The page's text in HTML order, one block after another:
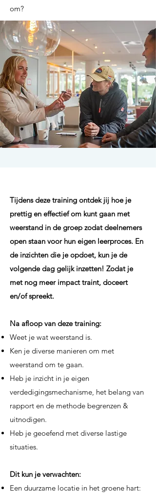
om?
Tijdens deze training ontdek jij hoe je
prettig en effectief om kunt gaan met
weerstand in de groep zodat deelnemers
open staan voor hun eigen leerproces. En
de inzichten die je opdoet, kun je de
volgende dag gelijk inzetten! Zodat je
met nog meer impact traint, doceert
en/of spreekt.
Na afloop van deze training:
Weet je wat weerstand is.
Ken je diverse manieren om met
weerstand om te gaan.
Heb je inzicht in je eigen
verdedigingsmechanisme, het belang van
rapport en de methode begrenzen &
uitnodigen.
Heb je geoefend met diverse lastige
situaties.
Dit kun je verwachten:
Een duurzame locatie in het groene hart: